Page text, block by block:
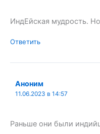
ИндЕйская мудрость.
Ответить
Аноним
11.06.2023 в 14:57
Раньше они были